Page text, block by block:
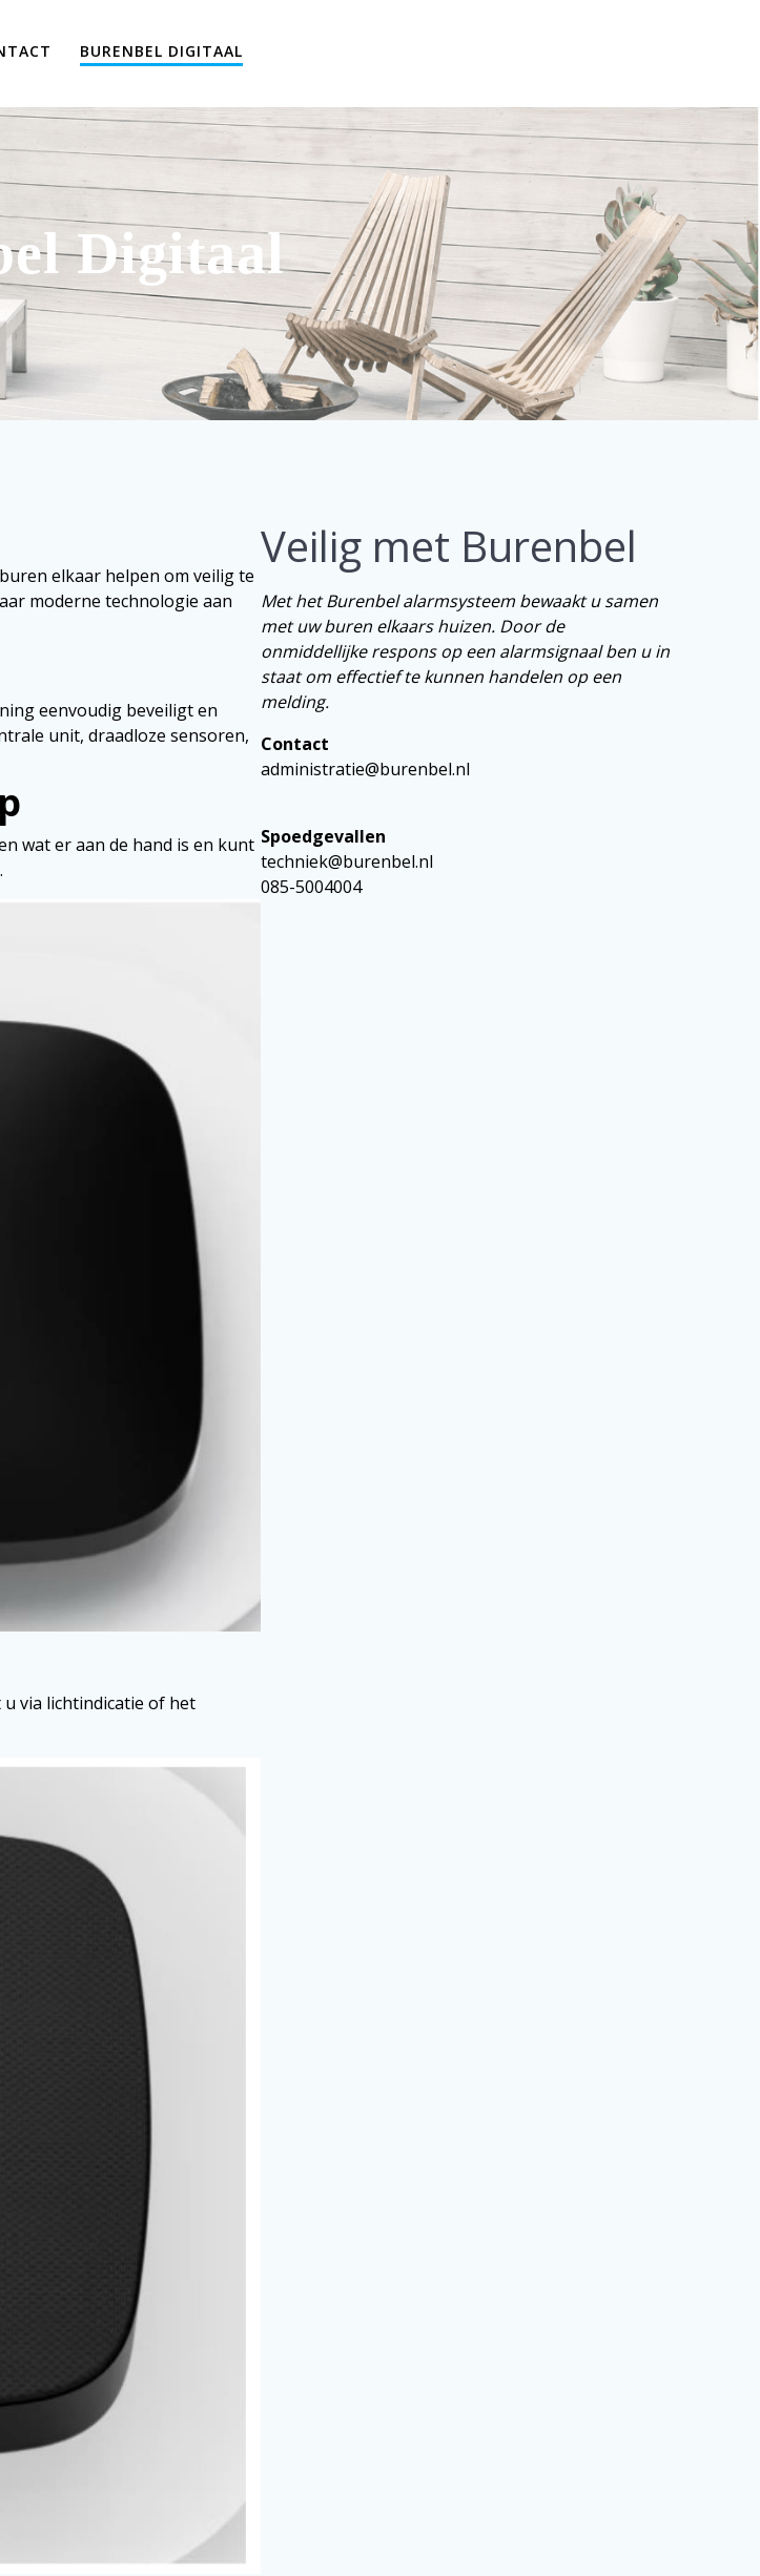
BURENBEL DIGITAAL
Digitaal
elkaar helpen om veilig te
moderne technologie aan
eenvoudig beveiligt en
unit, draadloze sensoren,
wat er aan de hand is en kunt
via lichtindicatie of het
Veilig met Burenbel
Met het Burenbel alarmsysteem bewaakt u samen
met uw buren elkaars huizen. Door de
onmiddellijke respons op een alarmsignaal ben u in
staat om effectief te kunnen handelen op een
melding.
Contact
administratie@burenbel.nl
Spoedgevallen
techniek@burenbel.nl
085-5004004